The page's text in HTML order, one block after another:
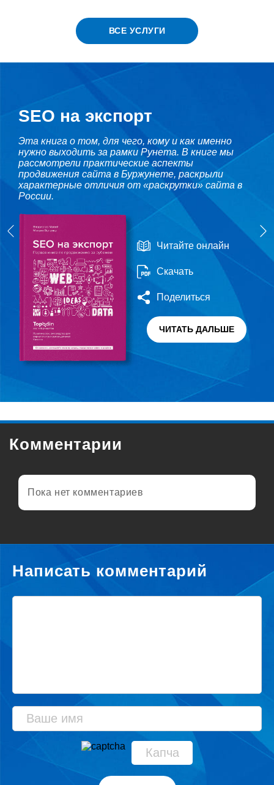
ВСЕ УСЛУГИ
SEO на экспорт
Эта книга о том, для чего, кому и как именно
нужно выходить за рамки Рунета. В книге мы
рассмотрели практические аспекты
продвижения сайта в Буржунете, раскрыли
характерные отличия от «раскрутки» сайта в
России.
Читайте онлайн
Скачать
Поделиться
ЧИТАТЬ ДАЛЬШЕ
Комментарии
Пока нет комментариев
Написать комментарий